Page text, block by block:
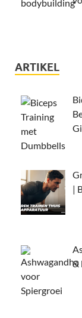
ARTIKEL
|
&